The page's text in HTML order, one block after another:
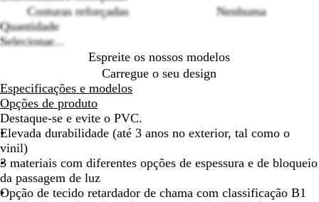
para
deslocar
para
deslocar
para
para
para
Costuras reforçadas
Nenhuma
Quantidade
Selecionar...
Espreite os nossos modelos
Carregue o seu design
Especificações e modelos
Opções de produto
Destaque-se e evite o PVC.
Elevada durabilidade (até 3 anos no exterior, tal como o
vinil)
3 materiais com diferentes opções de espessura e de bloqueio
da passagem de luz
Opção de tecido retardador de chama com classificação B1